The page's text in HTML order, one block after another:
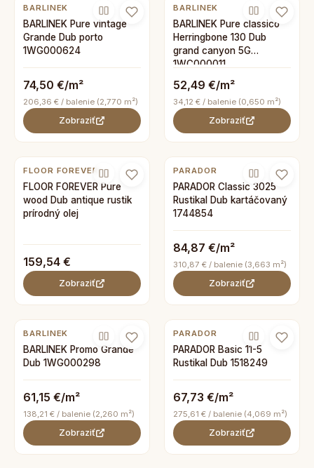
BARLINEK
BARLINEK Pure vintage
Grande Dub porto
1WG000624
74,50 €/m²
206,36 € / balenie (2,770 m²)
Zobraziť
BARLINEK
BARLINEK Pure classico
Herringbone 130 Dub
grand canyon 5G
1WC000011
52,49 €/m²
34,12 € / balenie (0,650 m²)
Zobraziť
FLOOR FOREVER
FLOOR FOREVER Pure
wood Dub antique rustik
prírodný olej
159,54 €
Zobraziť
PARADOR
PARADOR Classic 3025
Rustikal Dub kartáčovaný
1744854
84,87 €/m²
310,87 € / balenie (3,663 m²)
Zobraziť
BARLINEK
BARLINEK Promo Grande
Dub 1WG000298
61,15 €/m²
138,21 € / balenie (2,260 m²)
Zobraziť
PARADOR
PARADOR Basic 11-5
Rustikal Dub 1518249
67,73 €/m²
275,61 € / balenie (4,069 m²)
Zobraziť